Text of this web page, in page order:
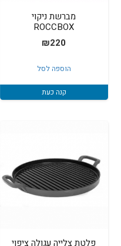
מברשת ניקוי
ROCCBOX
₪220
הוספה לסל
קנה כעת
פלטת צלייה עגולה ציפוי